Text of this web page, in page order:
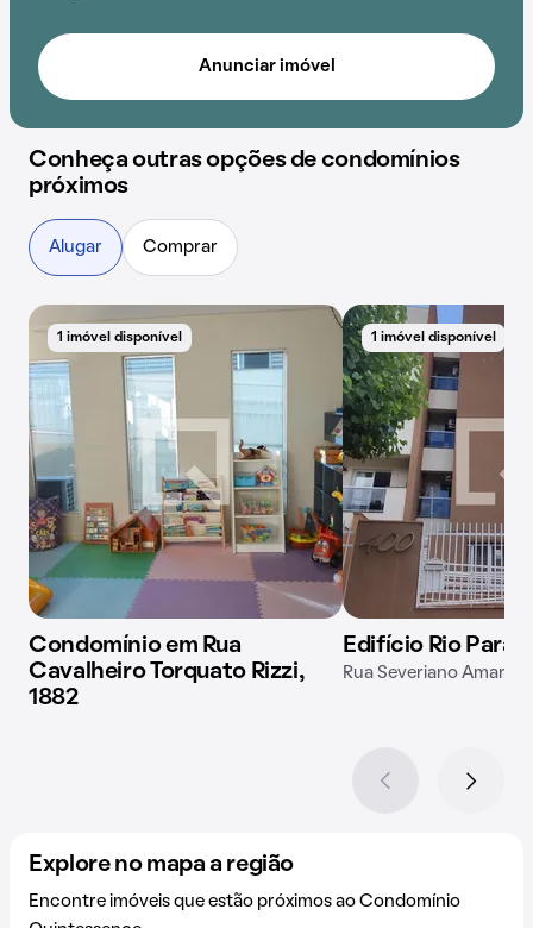
Anunciar imóvel
Conheça outras opções de condomínios
próximos
Alugar Comprar
1 imóvel disponível
Condomínio em Rua
Cavalheiro Torquato Rizzi,
1882
1 imóvel disponível
Edifício Rio
Rua Severiano Amaro
Explore no mapa a região
Encontre imóveis que estão próximos ao Condomínio